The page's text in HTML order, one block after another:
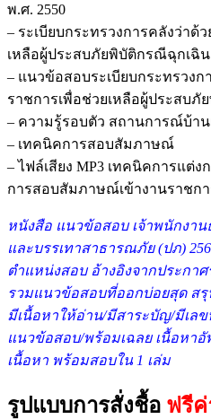
พ.ศ. 2550
– ระเบียบกระทรวงการคลังว่าด้
เหลือผู้ประสบภัยพิบัติกรณีฉุกเฉิน
– แนวข้อสอบระเบียบกระทรวงก
ราชการเพื่อช่วยเหลือผู้ประสบภั
– ความรู้รอบตัว สถานการณ์บ้าน
– เทคนิคการสอบสัมภาษณ์
– ไฟล์เสียง MP3 เทคนิคการแต่
การสอบสัมภาษณ์เข้างานราชกา
หนังสือ แนวข้อสอบ เจ้าพนักงา
และบรรเทาสาธารณภัย (ปภ)
ตำแหน่งสอบ อ้างอิงจากประกา
รวมแนวข้อสอบที่ออกบ่อยสุด สรุ
มีเนื้อหาให้อ่าน/มีสาระบัญ/มีเล
แนวข้อสอบ/พร้อมเฉลย เนื้อหา
เนื้อหา พร้อมสอบใน 1 เล่ม
รูปแบบการสั่งชื้อ ฟรีค่